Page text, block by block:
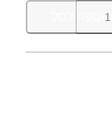
הוספה לסל